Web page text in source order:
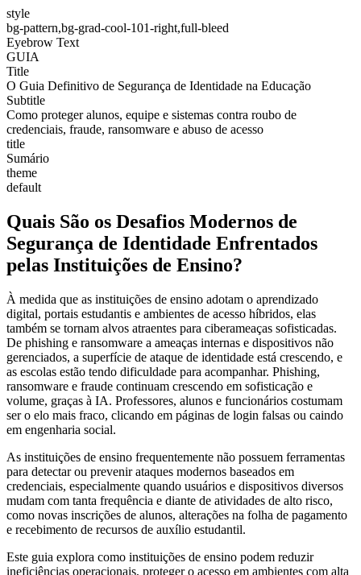
style
bg-pattern,bg-grad-cool-101-right,full-bleed
Eyebrow Text
GUIA
Title
O Guia Definitivo de Segurança de Identidade na Educação
Subtitle
Como proteger alunos, equipe e sistemas contra roubo de
credenciais, fraude, ransomware e abuso de acesso
title
Sumário
theme
default
Quais São os Desafios Modernos de
Segurança de Identidade Enfrentados
pelas Instituições de Ensino?
À medida que as instituições de ensino adotam o aprendizado
digital, portais estudantis e ambientes de acesso híbridos, elas
também se tornam alvos atraentes para ciberameaças sofisticadas.
De phishing e ransomware a ameaças internas e dispositivos não
gerenciados, a superfície de ataque de identidade está crescendo, e
as escolas estão tendo dificuldade para acompanhar. Phishing,
ransomware e fraude continuam crescendo em sofisticação e
volume, graças à IA. Professores, alunos e funcionários costumam
ser o elo mais fraco, clicando em páginas de login falsas ou caindo
em engenharia social.
As instituições de ensino frequentemente não possuem ferramentas
para detectar ou prevenir ataques modernos baseados em
credenciais, especialmente quando usuários e dispositivos diversos
mudam com tanta frequência e diante de atividades de alto risco,
como novas inscrições de alunos, alterações na folha de pagamento
e recebimento de recursos de auxílio estudantil.
Este guia explora como instituições de ensino podem reduzir
ineficiências operacionais, proteger o acesso em ambientes com alta